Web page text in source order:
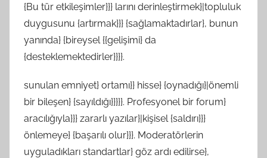
{Bu tür etkileşimler}}} larını derinleştirmek}|topluluk
duygusunu {artırmak}}} {sağlamaktadırlar}, bunun
yanında} {bireysel {{gelişimi} da
{desteklemektedirler}}}}.
sunulan emniyet} ortamı}} hisse} {oynadığı}|önemli
bir bileşen} {sayıldığı}}}}}. Profesyonel bir forum}
aracılığıyla}}} zararlı yazılar}|kişisel {saldırı}}}
önlemeye} {başarılı olur}}}. Moderatörlerin
uyguladıkları standartlar} göz ardı edilirse},